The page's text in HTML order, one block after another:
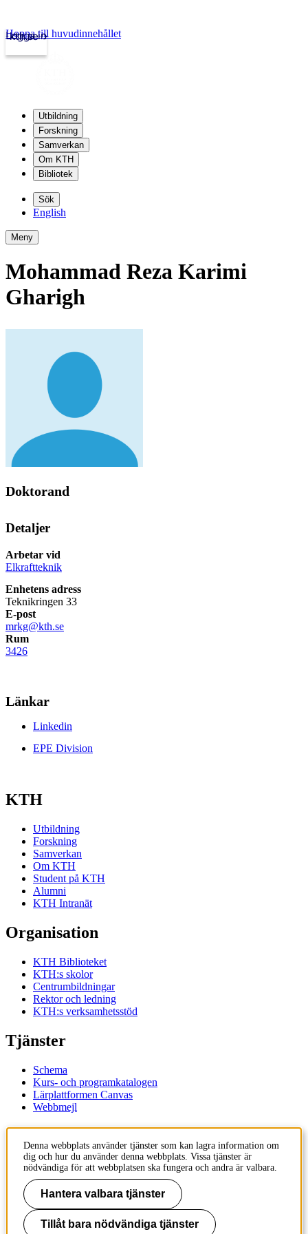
kth.se
Logga in
Hoppa till huvudinnehållet
Utbildning
Forskning
Samverkan
Om KTH
Bibliotek
Sök
English
Meny
Mohammad Reza Karimi
Gharigh
Doktorand
Detaljer
Arbetar vid
Elkraftteknik
Enhetens adress
Teknikringen 33
E-post
mrkg@kth.se
Rum
3426
Länkar
Linkedin
EPE Division
KTH
Utbildning
Forskning
Samverkan
Om KTH
Student på KTH
Alumni
KTH Intranät
Organisation
KTH Biblioteket
KTH:s skolor
Centrumbildningar
Rektor och ledning
KTH:s verksamhetsstöd
Tjänster
Schema
Kurs- och programkatalogen
Lärplattformen Canvas
Webbmejl
Kontakt
KTH
100 44 Stockholm
+46 8 790 60 00
Kontakta KTH
Jobba på KTH
Denna webbplats använder tjänster som kan lagra information om
dig och hur du använder denna webbplats. Vissa tjänster är
nödvändiga för att webbplatsen ska fungera och andra är valbara.
Hantera valbara tjänster
Tillåt bara nödvändiga tjänster